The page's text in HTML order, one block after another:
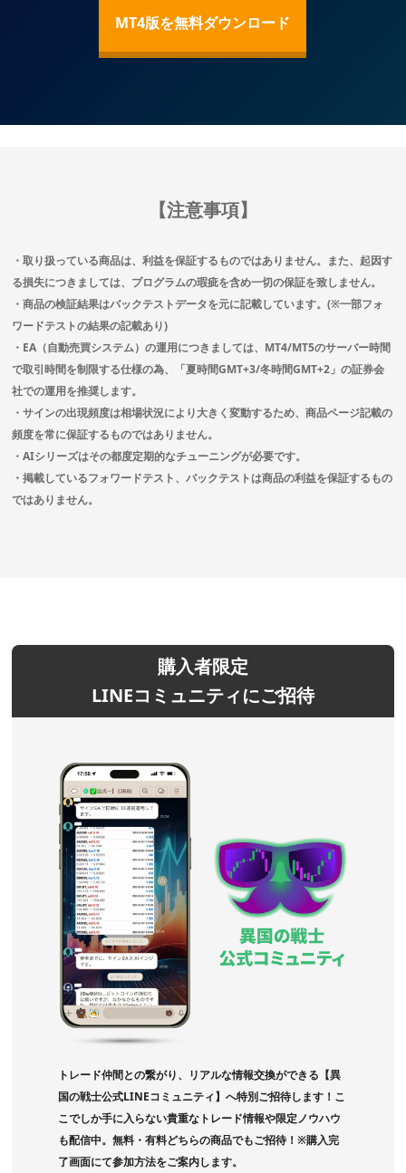
MT4版を無料ダウンロード
【注意事項】
・取り扱っている商品は、利益を保証するものではありません。また、起因す
る損失につきましては、プログラムの瑕疵を含め一切の保証を致しません。
・商品の検証結果はバックテストデータを元に記載しています。(※一部フォ
ワードテストの結果の記載あり)
・EA（自動売買システム）の運用につきましては、MT4/MT5のサーバー時間
で取引時間を制限する仕様の為、「夏時間GMT+3/冬時間GMT+2」の証券会
社での運用を推奨します。
・サインの出現頻度は相場状況により大きく変動するため、商品ページ記載の
頻度を常に保証するものではありません。
・AIシリーズはその都度定期的なチューニングが必要です。
・掲載しているフォワードテスト、バックテストは商品の利益を保証するもの
ではありません。
購入者限定
LINEコミュニティにご招待
トレード仲間との繋がり、リアルな情報交換ができる【異
国の戦士公式LINEコミュニティ】へ特別ご招待します！こ
こでしか手に入らない貴重なトレード情報や限定ノウハウ
も配信中。無料・有料どちらの商品でもご招待！※購入完
了画面にて参加方法をご案内します。